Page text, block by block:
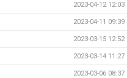
2023-04-12 12:03
2023-04-11 09:39
2023-03-15 12:52
2023-03-14 11:27
2023-03-06 08:37